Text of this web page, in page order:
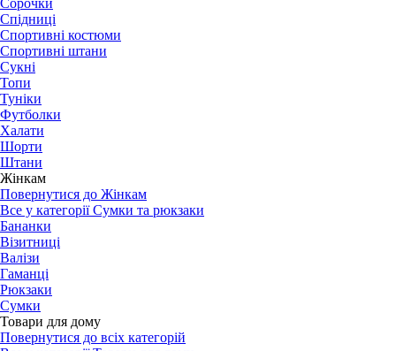
Сорочки
Спідниці
Спортивні костюми
Спортивні штани
Сукні
Топи
Туніки
Футболки
Халати
Шорти
Штани
Жінкам
Повернутися до Жінкам
Все у категорії Сумки та рюкзаки
Бананки
Візитниці
Валізи
Гаманці
Рюкзаки
Сумки
Товари для дому
Повернутися до всіх категорій